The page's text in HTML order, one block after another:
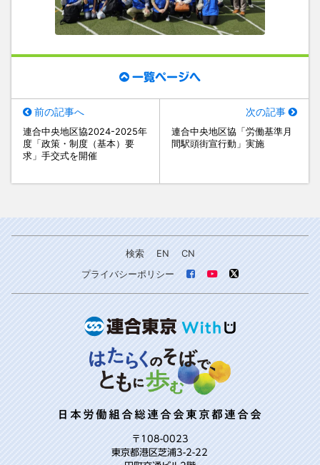
一覧ページへ
前の記事へ
連合中央地区協2024-2025年
度「政策・制度（基本）要
求」手交式を開催
次の記事
連合中央地区協「労働基準月
間駅頭街宣行動」実施
検索 EN
CN
プライバシーポリシー
日本労働組合総連合会東京都連合会
〒108-0023
東京都港区芝浦3-2-22